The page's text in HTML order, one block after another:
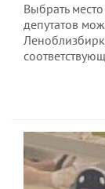
Выбрать
депутатов